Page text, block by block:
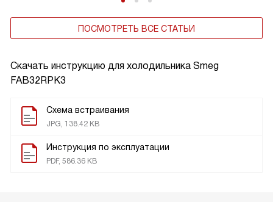
Скачать инструкцию для холодильника Smeg
FAB32RPK3
Схема встраивания
JPG, 138.42 KB
Инструкция по эксплуатации
PDF, 586.36 KB
ПОСМОТРЕТЬ ВСЕ СТАТЬИ